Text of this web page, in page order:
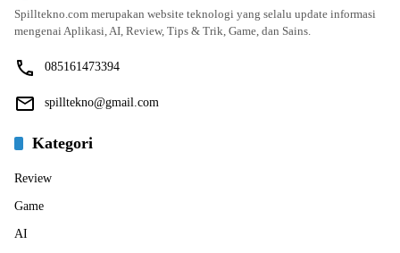
Spilltekno.com merupakan website teknologi yang selalu update informasi
mengenai Aplikasi, AI, Review, Tips & Trik, Game, dan Sains.
085161473394
spilltekno@gmail.com
Kategori
Review
Game
AI